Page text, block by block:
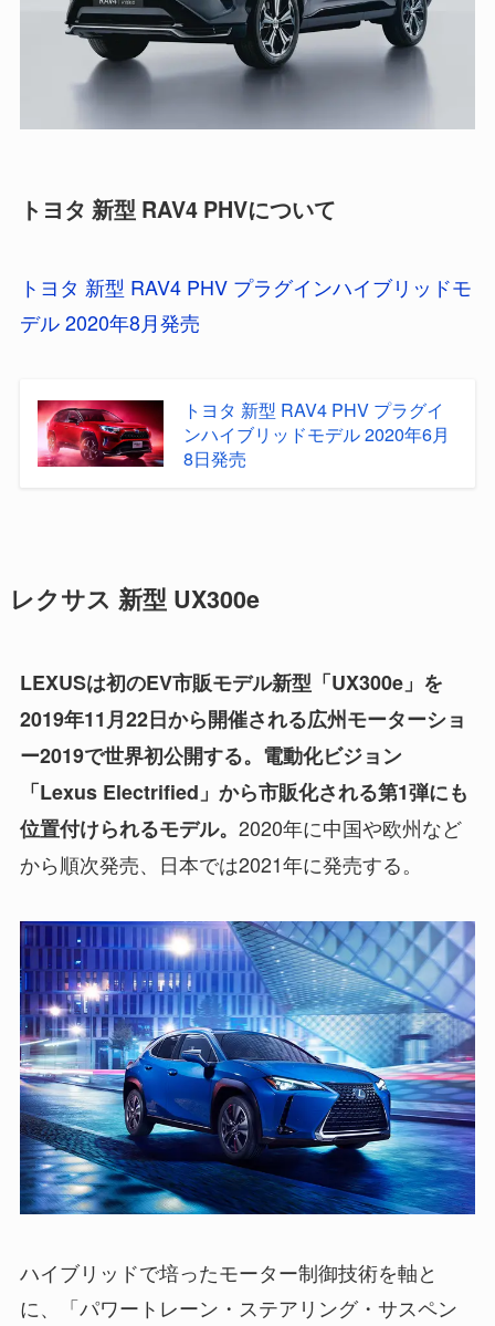
トヨタ 新型 RAV4 PHVについて
トヨタ 新型 RAV4 PHV プラグインハイブリッドモ
デル 2020年8月発売
トヨタ 新型 RAV4 PHV プラグイ
ンハイブリッドモデル 2020年6月
8日発売
レクサス 新型 UX300e
LEXUSは初のEV市販モデル新型「UX300e」を
2019年11月22日から開催される広州モーターショ
ー2019で世界初公開する。電動化ビジョン
「Lexus Electrified」から市販化される第1弾にも
位置付けられるモデル。 2020年に中国や欧州など
から順次発売、日本では2021年に発売する。
ハイブリッドで培ったモーター制御技術を軸と
に、「パワートレーン・ステアリング・サスペン